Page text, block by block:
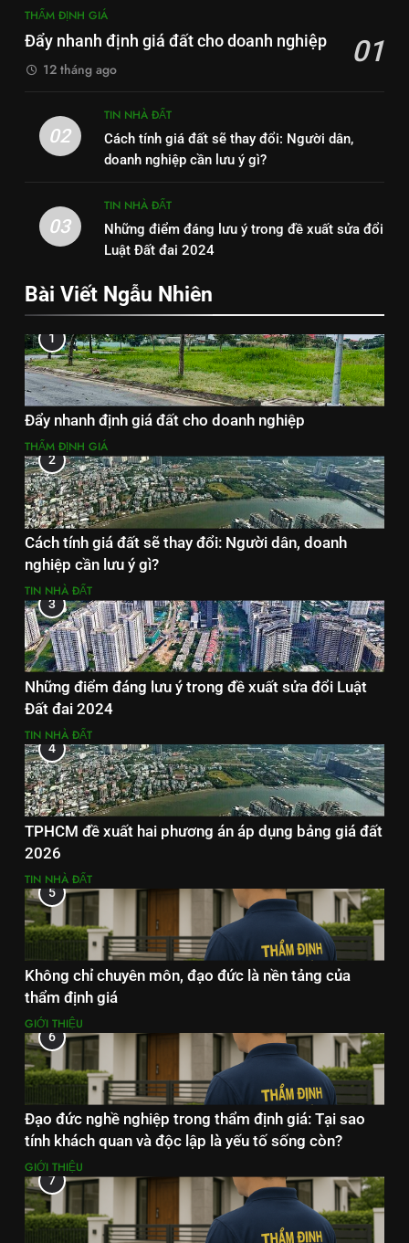
THẨM ĐỊNH GIÁ
Đẩy nhanh định giá đất cho doanh nghiệp 01
12 tháng ago
02
TIN NHÀ ĐẤT
Cách tính giá đất sẽ thay đổi: Người dân,
doanh nghiệp cần lưu ý gì?
03
TIN NHÀ ĐẤT
Những điểm đáng lưu ý trong đề xuất sửa đổi
Luật Đất đai 2024
Bài Viết Ngẫu Nhiên
1
Đẩy nhanh định giá đất cho doanh nghiệp
THẨM ĐỊNH GIÁ
2
Cách tính giá đất sẽ thay đổi: Người dân, doanh
nghiệp cần lưu ý gì?
TIN NHÀ ĐẤT
3
Những điểm đáng lưu ý trong đề xuất sửa đổi Luật
Đất đai 2024
TIN NHÀ ĐẤT
4
TPHCM đề xuất hai phương án áp dụng bảng giá đất
2026
TIN NHÀ ĐẤT
5
Không chỉ chuyên môn, đạo đức là nền tảng của
thẩm định giá
GIỚI THIỆU
6
Đạo đức nghề nghiệp trong thẩm định giá: Tại sao
tính khách quan và độc lập là yếu tố sống còn?
GIỚI THIỆU
7